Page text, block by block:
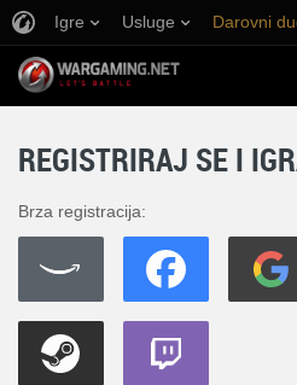
Igre Usluge Darovni
REGISTRIRAJ SE I
Brza registracija: